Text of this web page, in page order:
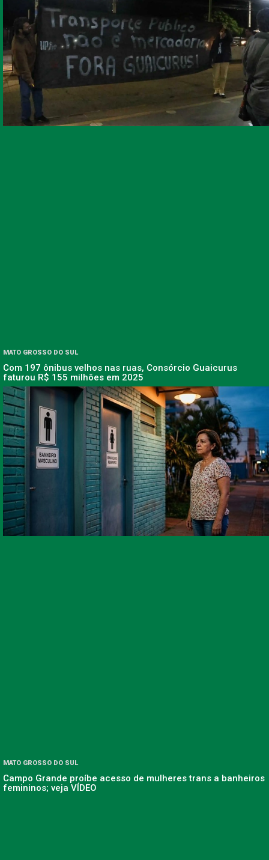
MATO GROSSO DO SUL
Com 197 ônibus velhos nas ruas, Consórcio Guaicurus
faturou R$ 155 milhões em 2025
MATO GROSSO DO SUL
Campo Grande proíbe acesso de mulheres trans a banheiros
femininos; veja VÍDEO